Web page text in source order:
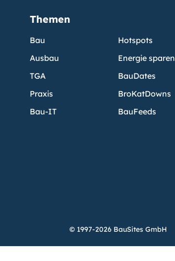
Themen
Bau
Ausbau
TGA
Praxis
Bau-IT
Hotspots
Energie sparen
BauDates
BroKatDowns
BauFeeds
© 1997-2026 BauSites GmbH